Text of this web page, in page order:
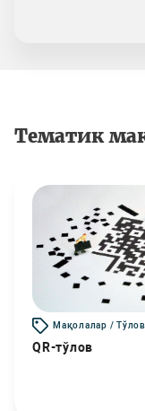
Тематик
Мақолалар /
QR-тўлов